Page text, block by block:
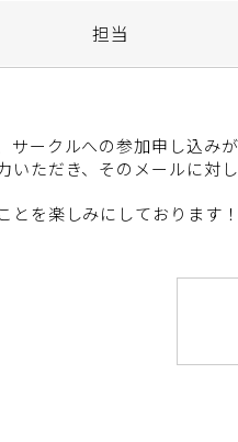
担当
サークルへの参加申し込みが
いただき、そのメールに対
とを楽しみにしております！